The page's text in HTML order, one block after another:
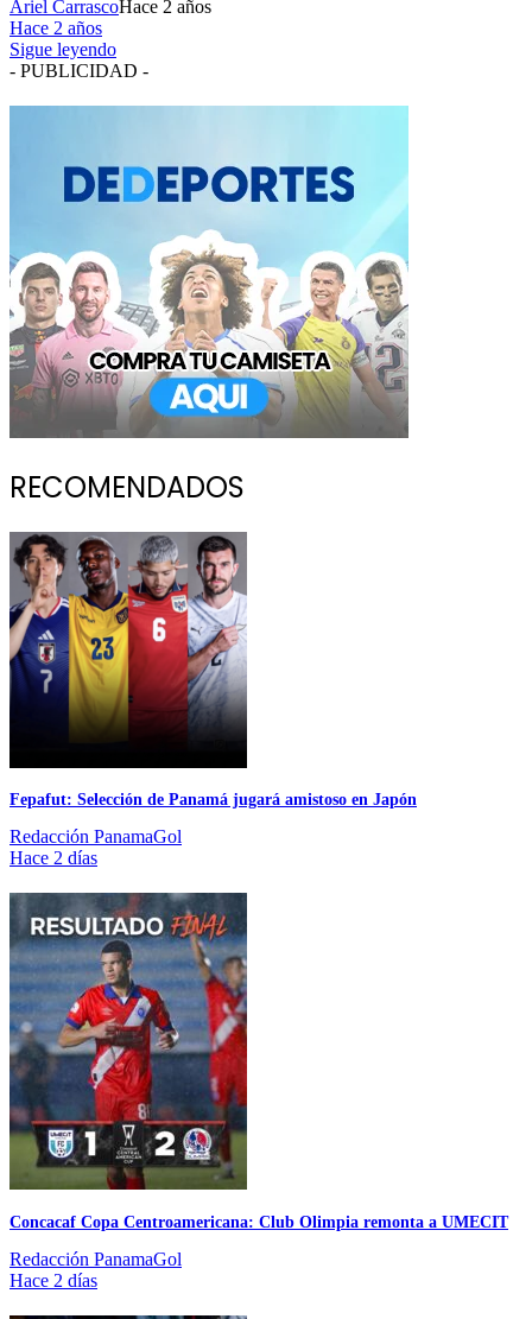
Ariel CarrascoHace 2 años
Hace 2 años
Sigue leyendo
- PUBLICIDAD -
RECOMENDADOS
Fepafut: Selección de Panamá jugará amistoso en Japón
Redacción PanamaGol
Hace 2 días
Concacaf Copa Centroamericana: Club Olimpia remonta a UMECIT
Redacción PanamaGol
Hace 2 días